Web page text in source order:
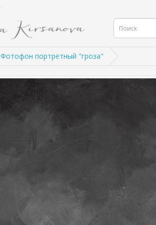
Фотофон портретный "гроза"